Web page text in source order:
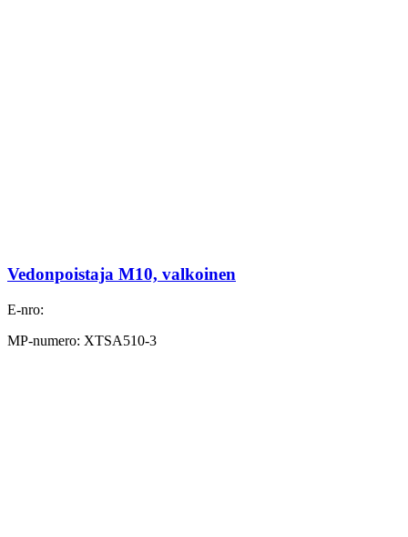
Vedonpoistaja M10, valkoinen
E-nro:
MP-numero: XTSA510-3